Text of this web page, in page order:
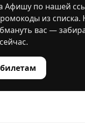
Афишу по нашей
из списка.
вас —